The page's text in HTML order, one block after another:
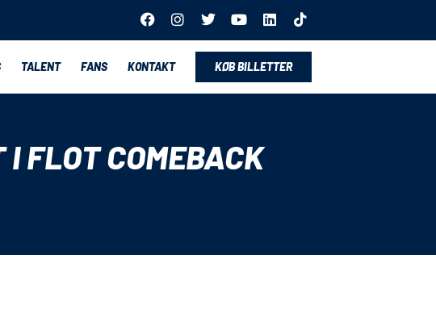
TALENT FANS KONTAKT KØB BILLETTER
FLOT COMEBACK